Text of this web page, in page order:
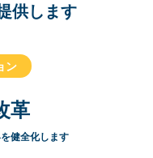
供します
ン
革
健全化します